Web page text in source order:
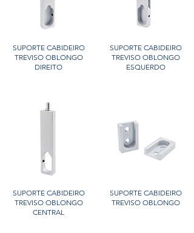
SUPORTE CABIDEIRO
TREVISO OBLONGO
DIREITO
SUPORTE CABIDEIRO
TREVISO OBLONGO
CENTRAL
SUPORTE CABIDEIRO
TREVISO OBLONGO
ESQUERDO
SUPORTE CABIDEIRO
TREVISO OBLONGO